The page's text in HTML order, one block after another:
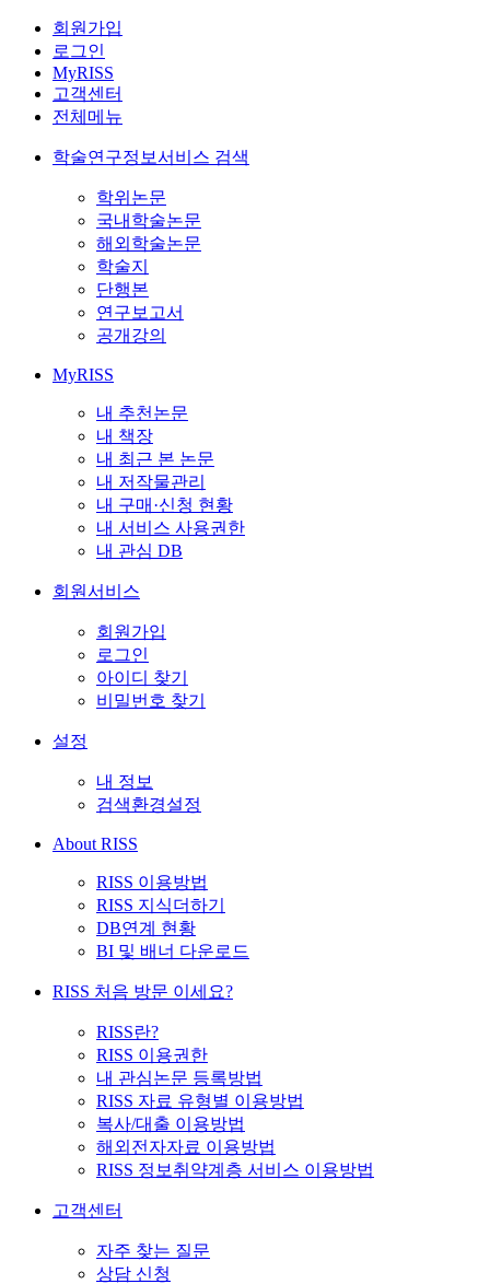
회원가입
로그인
MyRISS
고객센터
전체메뉴
학술연구정보서비스 검색
학위논문
국내학술논문
해외학술논문
학술지
단행본
연구보고서
공개강의
MyRISS
내 추천논문
내 책장
내 최근 본 논문
내 저작물관리
내 구매·신청 현황
내 서비스 사용권한
내 관심 DB
회원서비스
회원가입
로그인
아이디 찾기
비밀번호 찾기
설정
내 정보
검색환경설정
About RISS
RISS 이용방법
RISS 지식더하기
DB연계 현황
BI 및 배너 다운로드
RISS 처음 방문 이세요?
RISS란?
RISS 이용권한
내 관심논문 등록방법
RISS 자료 유형별 이용방법
복사/대출 이용방법
해외전자자료 이용방법
RISS 정보취약계층 서비스 이용방법
고객센터
자주 찾는 질문
상담 신청